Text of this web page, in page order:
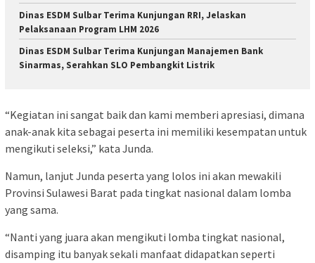
Dinas ESDM Sulbar Terima Kunjungan RRI, Jelaskan
Pelaksanaan Program LHM 2026
Dinas ESDM Sulbar Terima Kunjungan Manajemen Bank
Sinarmas, Serahkan SLO Pembangkit Listrik
“Kegiatan ini sangat baik dan kami memberi apresiasi, dimana
anak-anak kita sebagai peserta ini memiliki kesempatan untuk
mengikuti seleksi,” kata Junda.
Namun, lanjut Junda peserta yang lolos ini akan mewakili
Provinsi Sulawesi Barat pada tingkat nasional dalam lomba
yang sama.
“Nanti yang juara akan mengikuti lomba tingkat nasional,
disamping itu banyak sekali manfaat didapatkan seperti